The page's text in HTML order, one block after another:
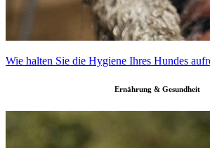
Wie halten Sie die Hygiene Ihres Hundes
Ernährung & Gesundheit